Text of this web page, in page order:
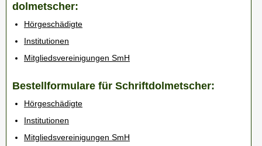
dolmetscher:
Hörgeschädigte
Institutionen
Mitgliedsvereinigungen SmH
Bestellformulare für Schriftdolmetscher:
Hörgeschädigte
Institutionen
Mitgliedsvereinigungen SmH